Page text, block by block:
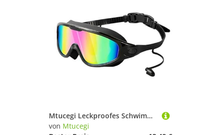
Mtucegi Leckproofes Schwimmbrillen Mit Ohrstöpsel Große Rahmen Für Erwachsene Frauen Frauen Schnorcheln Wasserstöcke Sport Großer Rahmen Mit Ohrstöpsel
von Mtucegi